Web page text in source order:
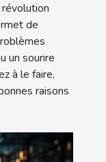
de
un sourire
à le faire,
raisons